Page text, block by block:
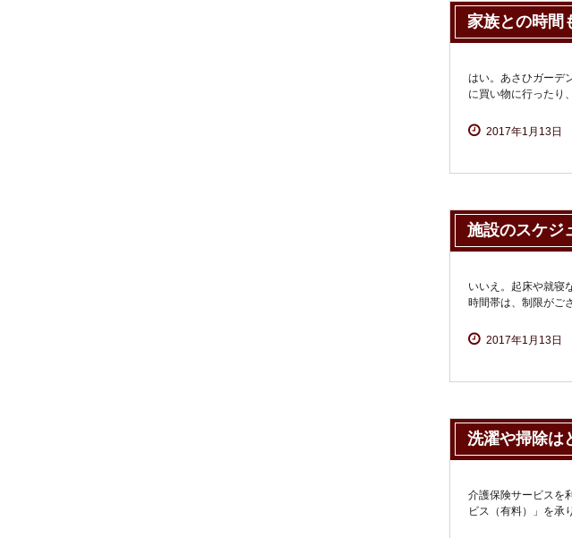
家族との時間
はい。あさひガーデ
に買い物に行ったり
2017年1月13日
施設のスケジ
いいえ。起床や就寝
時間帯は、制限がご
2017年1月13日
洗濯や掃除は
介護保険サービスを
ビス（有料）」を承